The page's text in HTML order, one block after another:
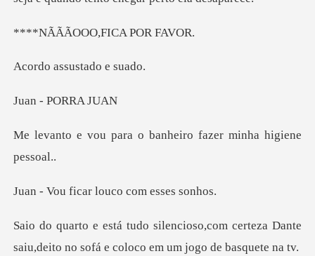
OO,FICA P
ssustado
- POR
a o banheiro fazer m
car louco com
,com certeza Dante
saiu,deito no sofá